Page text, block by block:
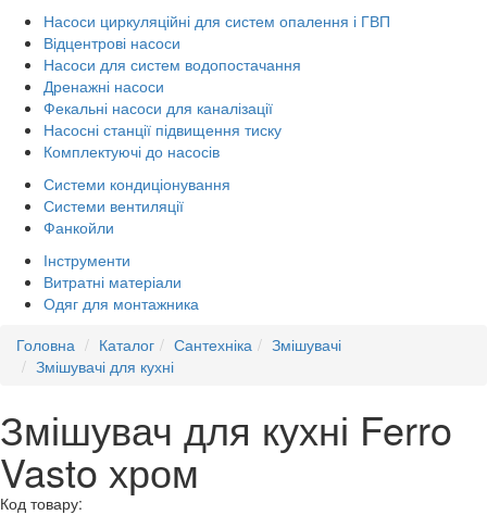
Насоси циркуляційні для систем опалення і ГВП
Відцентрові насоси
Насоси для систем водопостачання
Дренажні насоси
Фекальні насоси для каналізації
Насосні станції підвищення тиску
Комплектуючі до насосів
Системи кондиціонування
Системи вентиляції
Фанкойли
Інструменти
Витратні матеріали
Одяг для монтажника
Головна
Каталог Сантехніка
Змішувачі
Змішувачі для кухні
Змішувач для кухні Ferro
Vasto хром
Код товару: